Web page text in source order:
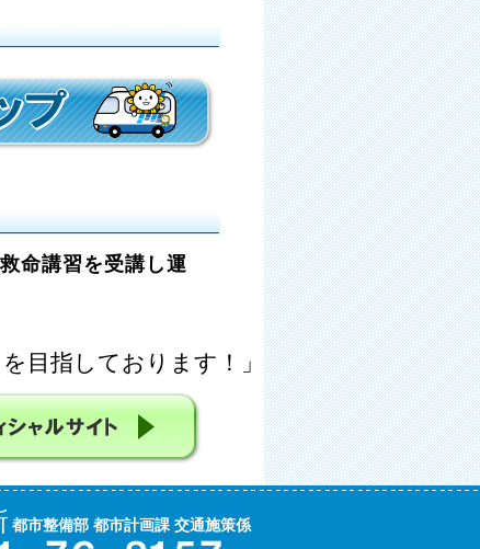
命講習を受講し運
目指しております！」
都市整備部 都市計画課 交通施策係